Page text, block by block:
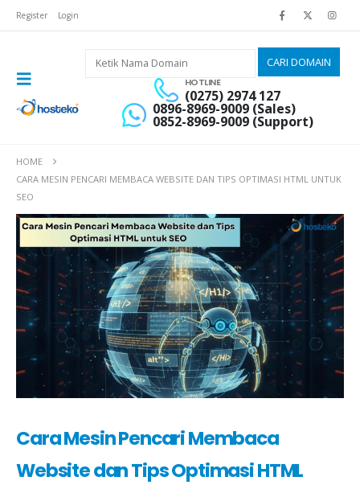
Register Login
HOTLINE
(0275) 2974 127
0896-8969-9009 (Sales)
0852-8969-9009 (Support)
HOME
CARA MESIN PENCARI MEMBACA WEBSITE DAN TIPS OPTIMASI HTML UNTUK
SEO
Cara Mesin Pencari Membaca
Website dan Tips Optimasi HTML